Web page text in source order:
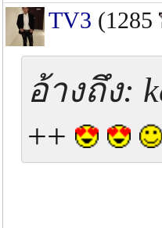
TV3 (1285
อ้างถึง:
++